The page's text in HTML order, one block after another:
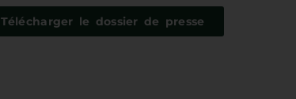
Télécharger le dossier de presse